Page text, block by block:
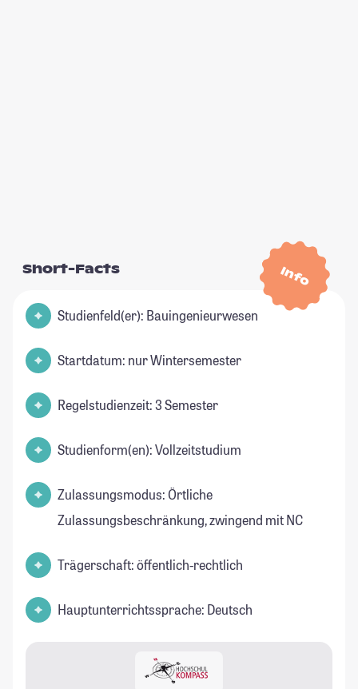
Info
Short-Facts
Studienfeld(er): Bauingenieurwesen
Startdatum: nur Wintersemester
Regelstudienzeit: 3 Semester
Studienform(en): Vollzeitstudium
Zulassungsmodus: Örtliche
Zulassungsbeschränkung, zwingend mit NC
Trägerschaft: öffentlich-rechtlich
Hauptunterrichtssprache: Deutsch